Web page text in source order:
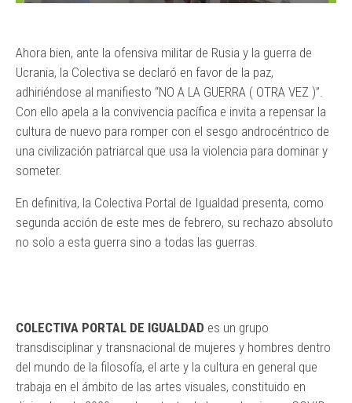
Ahora bien, ante la ofensiva militar de Rusia y la guerra de
Ucrania, la Colectiva se declaró en favor de la paz,
adhiriéndose al manifiesto “NO A LA GUERRA ( OTRA VEZ )”.
Con ello apela a la convivencia pacífica e invita a repensar la
cultura de nuevo para romper con el sesgo androcéntrico de
una civilización patriarcal que usa la violencia para dominar y
someter.
En definitiva, la Colectiva Portal de Igualdad presenta, como
segunda acción de este mes de febrero, su rechazo absoluto
no solo a esta guerra sino a todas las guerras.
COLECTIVA PORTAL DE IGUALDAD es un grupo
transdisciplinar y transnacional de mujeres y hombres dentro
del mundo de la filosofía, el arte y la cultura en general que
trabaja en el ámbito de las artes visuales, constituido en